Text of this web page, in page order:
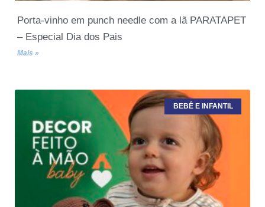
Porta-vinho em punch needle com a lã PARATAPET
– Especial Dia dos Pais
Mais »
BEBÊ E INFANTIL